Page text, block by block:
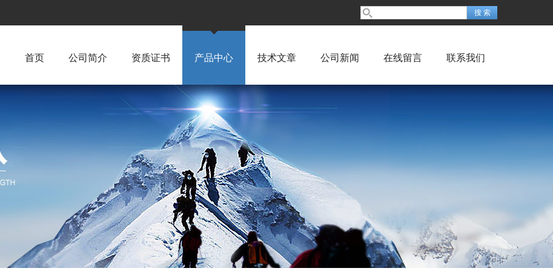
首页 公司简介 资质证书 产品中心 技术文章 公司新闻 在线留言 联系我们